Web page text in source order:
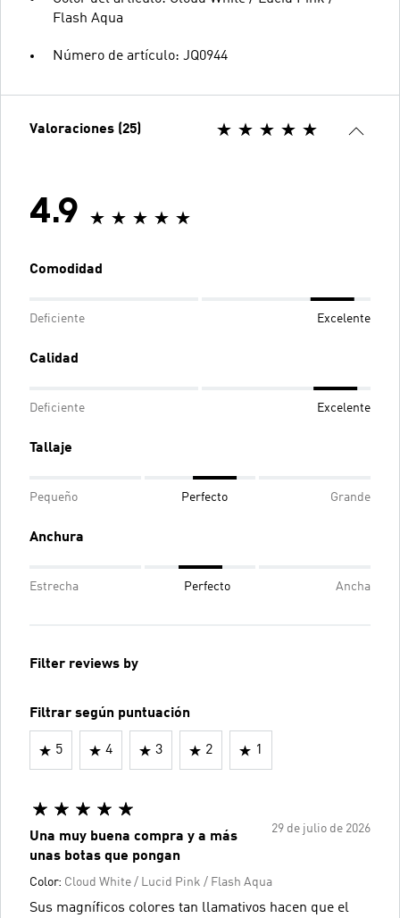
Flash Aqua
Número de artículo: JQ0944
Valoraciones (25)
4.9
Comodidad
Deficiente Excelente
Calidad
Deficiente Excelente
Tallaje
Pequeño Perfecto Grande
Anchura
Estrecha Perfecto Ancha
Filter reviews by
Filtrar según puntuación
5 4 3 2 1
29 de julio de 2026
Una muy buena compra y a más
unas botas que pongan
Color: Cloud White / Lucid Pink / Flash Aqua
Sus magníficos colores tan llamativos hacen que el